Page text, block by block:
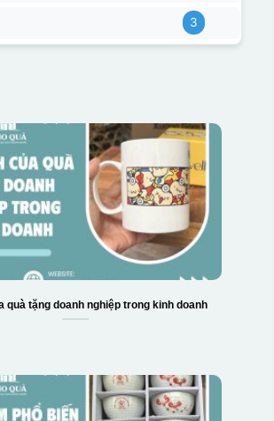
3
quà tặng doanh nghiệp trong kinh doanh